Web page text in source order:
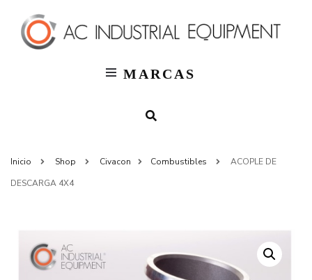
MARCAS
Inicio Shop Civacon Combustibles
ACOPLE DE
DESCARGA 4X4